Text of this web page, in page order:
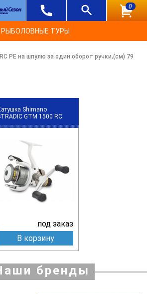
0
РЫБОЛОВНЫЕ ТУРЫ
PE на шпулю за один оборот ручки,(см) 79
Shimano
GTM 1500 RC
под заказ
В корзину
бренды